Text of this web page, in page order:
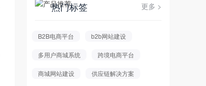
热门标签 更多 >
B2B电商平台 b2b网站建设
多用户商城系统 跨境电商平台
商城网站建设 供应链解决方案